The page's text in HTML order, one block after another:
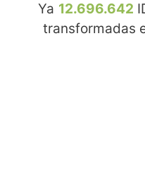
Ya 12.696.642
transformadas